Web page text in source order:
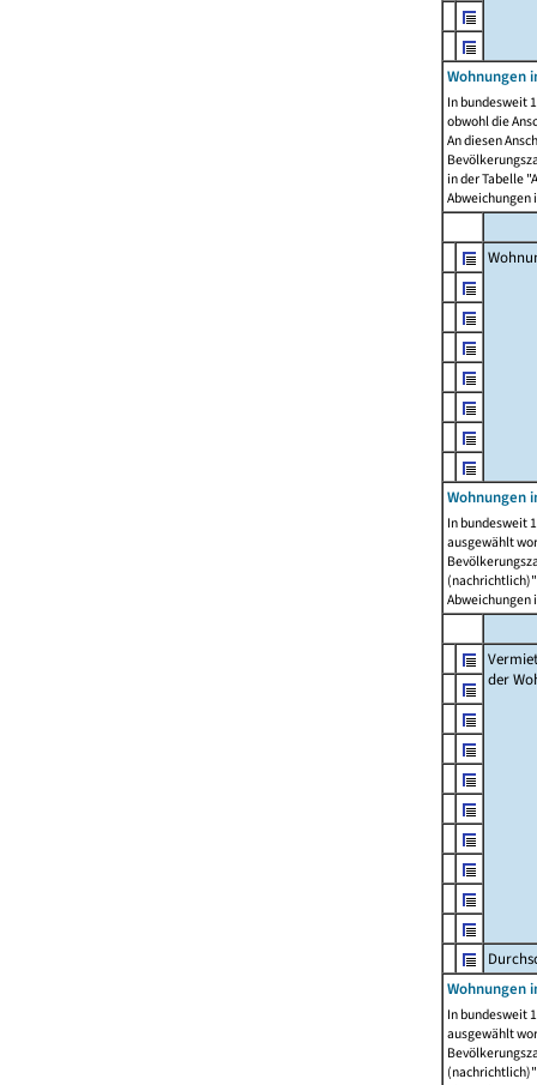
Wohnungen
In bundesweit
obwohl die
An diesen
in der Tabelle
Abweichungen
Wohnungen
In bundesweit
ausgewählt
Abweichungen
der
Wohnungen
In bundesweit
ausgewählt